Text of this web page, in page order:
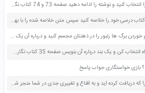
یکی از متن های ناتمام زیر را انتخاب کنید و نوشته را ادامه دهید صفحه 73 و 74 کتاب نگارش فارسی پنجم دبستان
یکی از درس های مندرج در کتاب درسی خود را خلاصه کنید سپس متن خلاصه شده را با بهره گیری از روش های دسته بندی نمودار جدول نقشه مفهومی نشان دهید صفحه 118 نگارش یازدهم
یکی از صدا های آبشار به هم خوردن برگ ها زنبور را در ذهنتان مجسم کنید و درباره آن یک بند بنویسید صفحه 11 نگارش پنجم
یکی از دو موضوع را به دلخواه انتخاب کن و یک بند درباره آن بنویس صفحه 35 کتاب نگارش فارسی سوم
بازی خواستگاری جواب پاسخ
یکی از موثرترین پیام هایی را که دریافت کرده اید و به اقناع و تغییری جدی در شما منجر شده است برسی کنید و علت این تاثیر گذاری قابل توجه را بنویسید صفحه 52 تفکر و سواد رسانه ای دهم